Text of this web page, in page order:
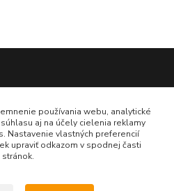
používania webu, analytické
aj na účely cielenia reklamy
Nastavenie vlastných preferencií
upraviť odkazom v spodnej časti
stránok.